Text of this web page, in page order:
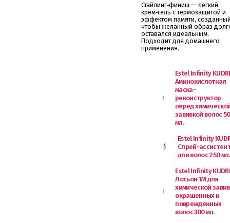
Стайлинг‑финиш — лёгкий
крем‑гель с термозащитой и
эффектом памяти,
чтобы желанный образ
оставался идеальным.
Подходит для домашнего
применения.
Estel Infinity KUDRI
Аминокислотная
маска-
реконструктор
перед
завивкой волос
мл.
Estel Infinity
Спрей-ассистент
для волос 250 мл.
Estel Infinity KUDRI
Лосьон 1М для
химической
окрашенных и
поврежденных
волос 300 мл.